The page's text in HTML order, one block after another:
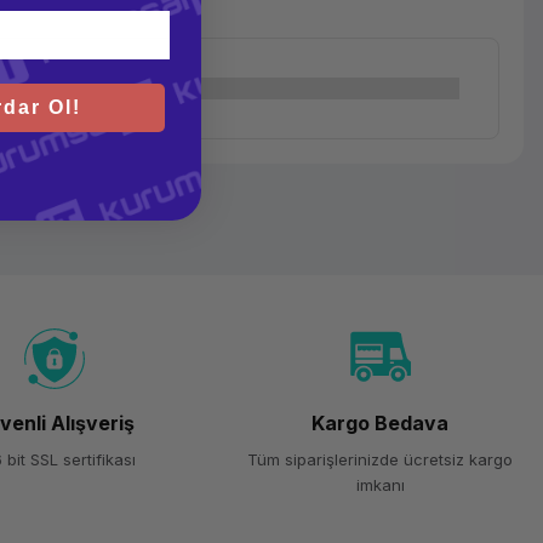
Alışveriş
bit SSL sertifikası
Kargo Bedava
Tüm siparişlerinizde ücretsiz kargo
imkanı
Ol!